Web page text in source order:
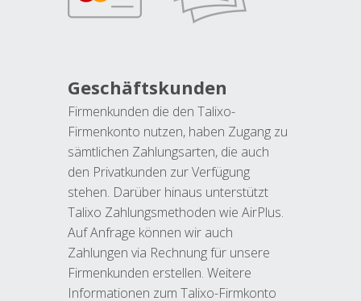
Geschäftskunden
Firmenkunden die den Talixo-
Firmenkonto nutzen, haben Zugang zu
sämtlichen Zahlungsarten, die auch
den Privatkunden zur Verfügung
stehen. Darüber hinaus unterstützt
Talixo Zahlungsmethoden wie AirPlus.
Auf Anfrage können wir auch
Zahlungen via Rechnung für unsere
Firmenkunden erstellen. Weitere
Informationen zum Talixo-Firmkonto